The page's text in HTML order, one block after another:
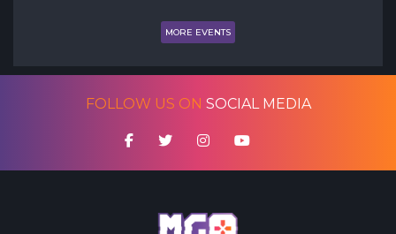
MORE EVENTS
FOLLOW US ON SOCIAL MEDIA